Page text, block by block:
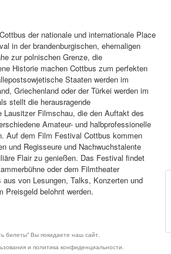
der nationale und internationale Place
in der brandenburgischen, ehemaligen
zur polnischen Grenze, die
Historie machen Cottbus zum perfekten
Staaten werden im
Griechenland oder der Türkei werden im
stellt die herausragende
Lausitzer Filmschau, die den Auftakt des
Amateur- und halbprofessionelle
Auf dem Film Festival Cottbus kommen
und Regisseure und Nachwuchstalente
Flair zu genießen. Das Festival findet
oder dem Filmtheater
von Lesungen, Talks, Konzerten und
Preisgeld belohnt werden.
билеты" Вы покидаете наш сайт.
и политика конфиденциальности.